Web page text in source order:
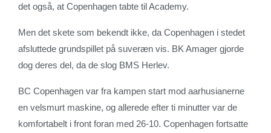
det også, at Copenhagen tabte til Academy.
Men det skete som bekendt ikke, da Copenhagen i stedet
afsluttede grundspillet på suveræn vis. BK Amager gjorde
dog deres del, da de slog BMS Herlev.
BC Copenhagen var fra kampen start mod aarhusianerne
en velsmurt maskine, og allerede efter ti minutter var de
komfortabelt i front foran med 26-10. Copenhagen fortsatte